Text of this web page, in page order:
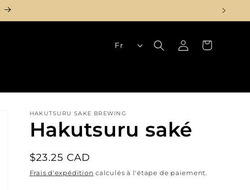
e
Fr ConnexionPanier
HAKUTSURU SAKE BREWING
Hakutsuru saké
Prix
habituel
$23.25 CAD
Frais d'expédition calculés à l'étape de paiement.